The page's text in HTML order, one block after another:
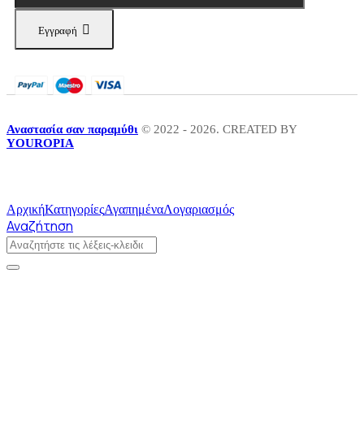
Εγγραφή
Αναστασία σαν παραμύθι © 2022 - 2026. CREATED BY
YOUROPIA
ΑρχικήΚατηγορίεςΑγαπημέναΛογαριασμός
Αναζήτηση